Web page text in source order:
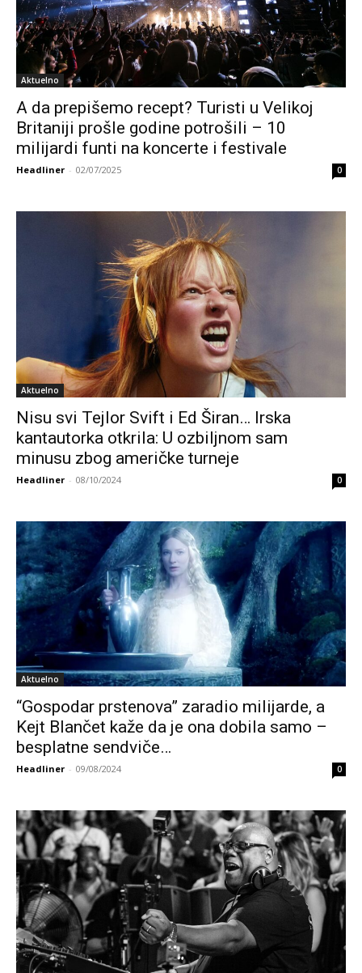
Aktuelno
A da prepišemo recept? Turisti u Velikoj
Britaniji prošle godine potrošili – 10
milijardi funti na koncerte i festivale
Headliner - 02/07/2025 0
Aktuelno
Nisu svi Tejlor Svift i Ed Širan… Irska
kantautorka otkrila: U ozbiljnom sam
minusu zbog američke turneje
Headliner - 08/10/2024 0
Aktuelno
“Gospodar prstenova” zaradio milijarde, a
Kejt Blančet kaže da je ona dobila samo –
besplatne sendviče…
Headliner - 09/08/2024 0